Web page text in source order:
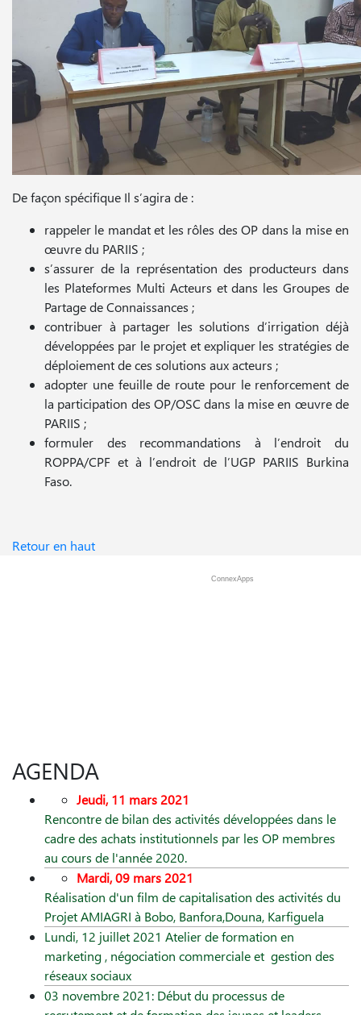
De façon spécifique Il s’agira de :
rappeler le mandat et les rôles des OP dans la mise en
œuvre du PARIIS ;
s’assurer de la représentation des producteurs dans
les Plateformes Multi Acteurs et dans les Groupes de
Partage de Connaissances ;
contribuer à partager les solutions d’irrigation déjà
développées par le projet et expliquer les stratégies de
déploiement de ces solutions aux acteurs ;
adopter une feuille de route pour le renforcement de
la participation des OP/OSC dans la mise en œuvre de
PARIIS ;
formuler des recommandations à l’endroit du
ROPPA/CPF et à l’endroit de l’UGP PARIIS Burkina
Faso.
Retour en haut
ConnexApps
AGENDA
Jeudi, 11 mars 2021
Rencontre de bilan des activités développées dans le
cadre des achats institutionnels par les OP membres
au cours de l'année 2020.
Mardi, 09 mars 2021
Réalisation d'un film de capitalisation des activités du
Projet AMIAGRI à Bobo, Banfora,Douna, Karfiguela
Lundi, 12 juillet 2021 Atelier de formation en
marketing , négociation commerciale et gestion des
réseaux sociaux
03 novembre 2021: Début du processus de